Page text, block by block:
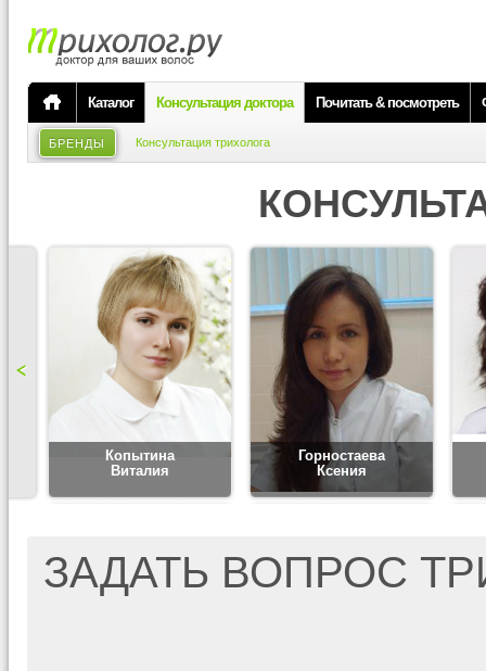
Каталог Консультация доктора Почитать & посмотреть
БРЕНДЫ Консультация трихолога
Копытина
Виталия
Горностаева
Ксения
ЗАДАТЬ ВОПРОС